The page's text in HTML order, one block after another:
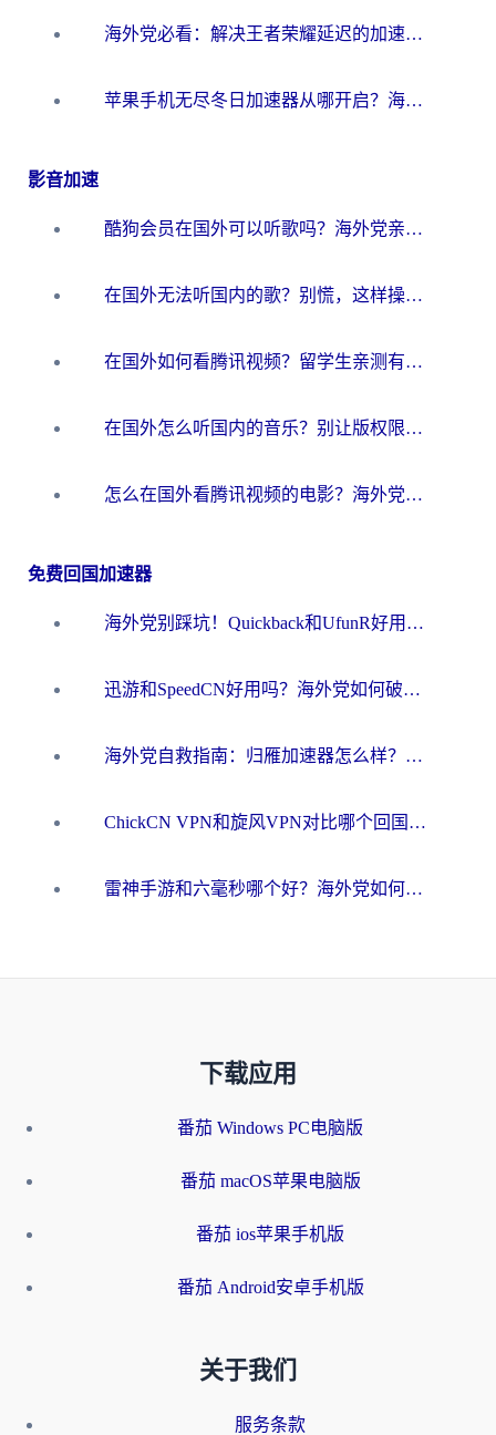
海外党必看：解决王者荣耀延迟的加速器终极指南——从EVE到猫和老鼠，一个工具全搞定
苹果手机无尽冬日加速器从哪开启？海外玩家的冬日生存指南
影音加速
酷狗会员在国外可以听歌吗？海外党亲测有效：3步解决音乐权限难题
在国外无法听国内的歌？别慌，这样操作就能畅听QQ音乐（附亲测加速器推荐）
在国外如何看腾讯视频？留学生亲测有效的回国加速方案
在国外怎么听国内的音乐？别让版权限制断了你的华语歌单
怎么在国外看腾讯视频的电影？海外党亲测有效的回国加速指南
免费回国加速器
海外党别踩坑！Quickback和UfunR好用吗？选对回国加速器才能无缝刷国内资源
迅游和SpeedCN好用吗？海外党如何破解那道看不见的墙
海外党自救指南：归雁加速器怎么样？教你避开坑实现国内资源无缝访问
ChickCN VPN和旋风VPN对比哪个回国效果更好？海外用户的选择困境与出路
雷神手游和六毫秒哪个好？海外党如何真正解锁国内资源
下载应用
番茄 Windows PC电脑版
番茄 macOS苹果电脑版
番茄 ios苹果手机版
番茄 Android安卓手机版
关于我们
服务条款